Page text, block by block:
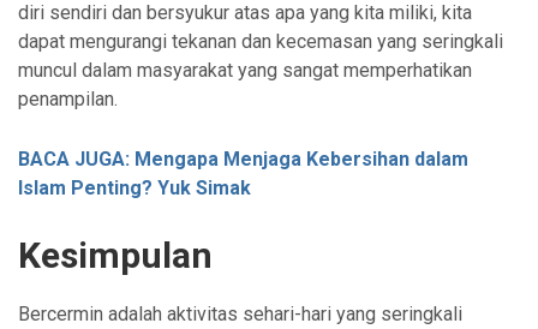
diri sendiri dan bersyukur atas apa yang kita miliki, kita
dapat mengurangi tekanan dan kecemasan yang seringkali
muncul dalam masyarakat yang sangat memperhatikan
penampilan.
BACA JUGA: Mengapa Menjaga Kebersihan dalam
Islam Penting? Yuk Simak
Kesimpulan
Bercermin adalah aktivitas sehari-hari yang seringkali